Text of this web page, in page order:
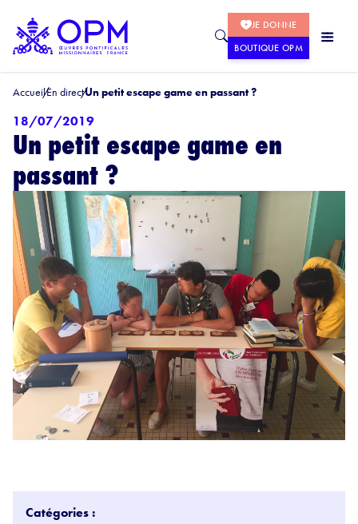
JE DONNE
BOUTIQUE OPM
AccueilEn directUn petit escape game en passant ?
18/07/2019
Un petit escape game en
passant ?
Catégories :